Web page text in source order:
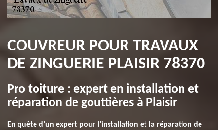
COUVREUR POUR TRAVAUX
DE ZINGUERIE PLAISIR 78370
Pro toiture : expert en installation et
réparation de gouttières à Plaisir
En quête d’un expert pour l’installation et la réparation de